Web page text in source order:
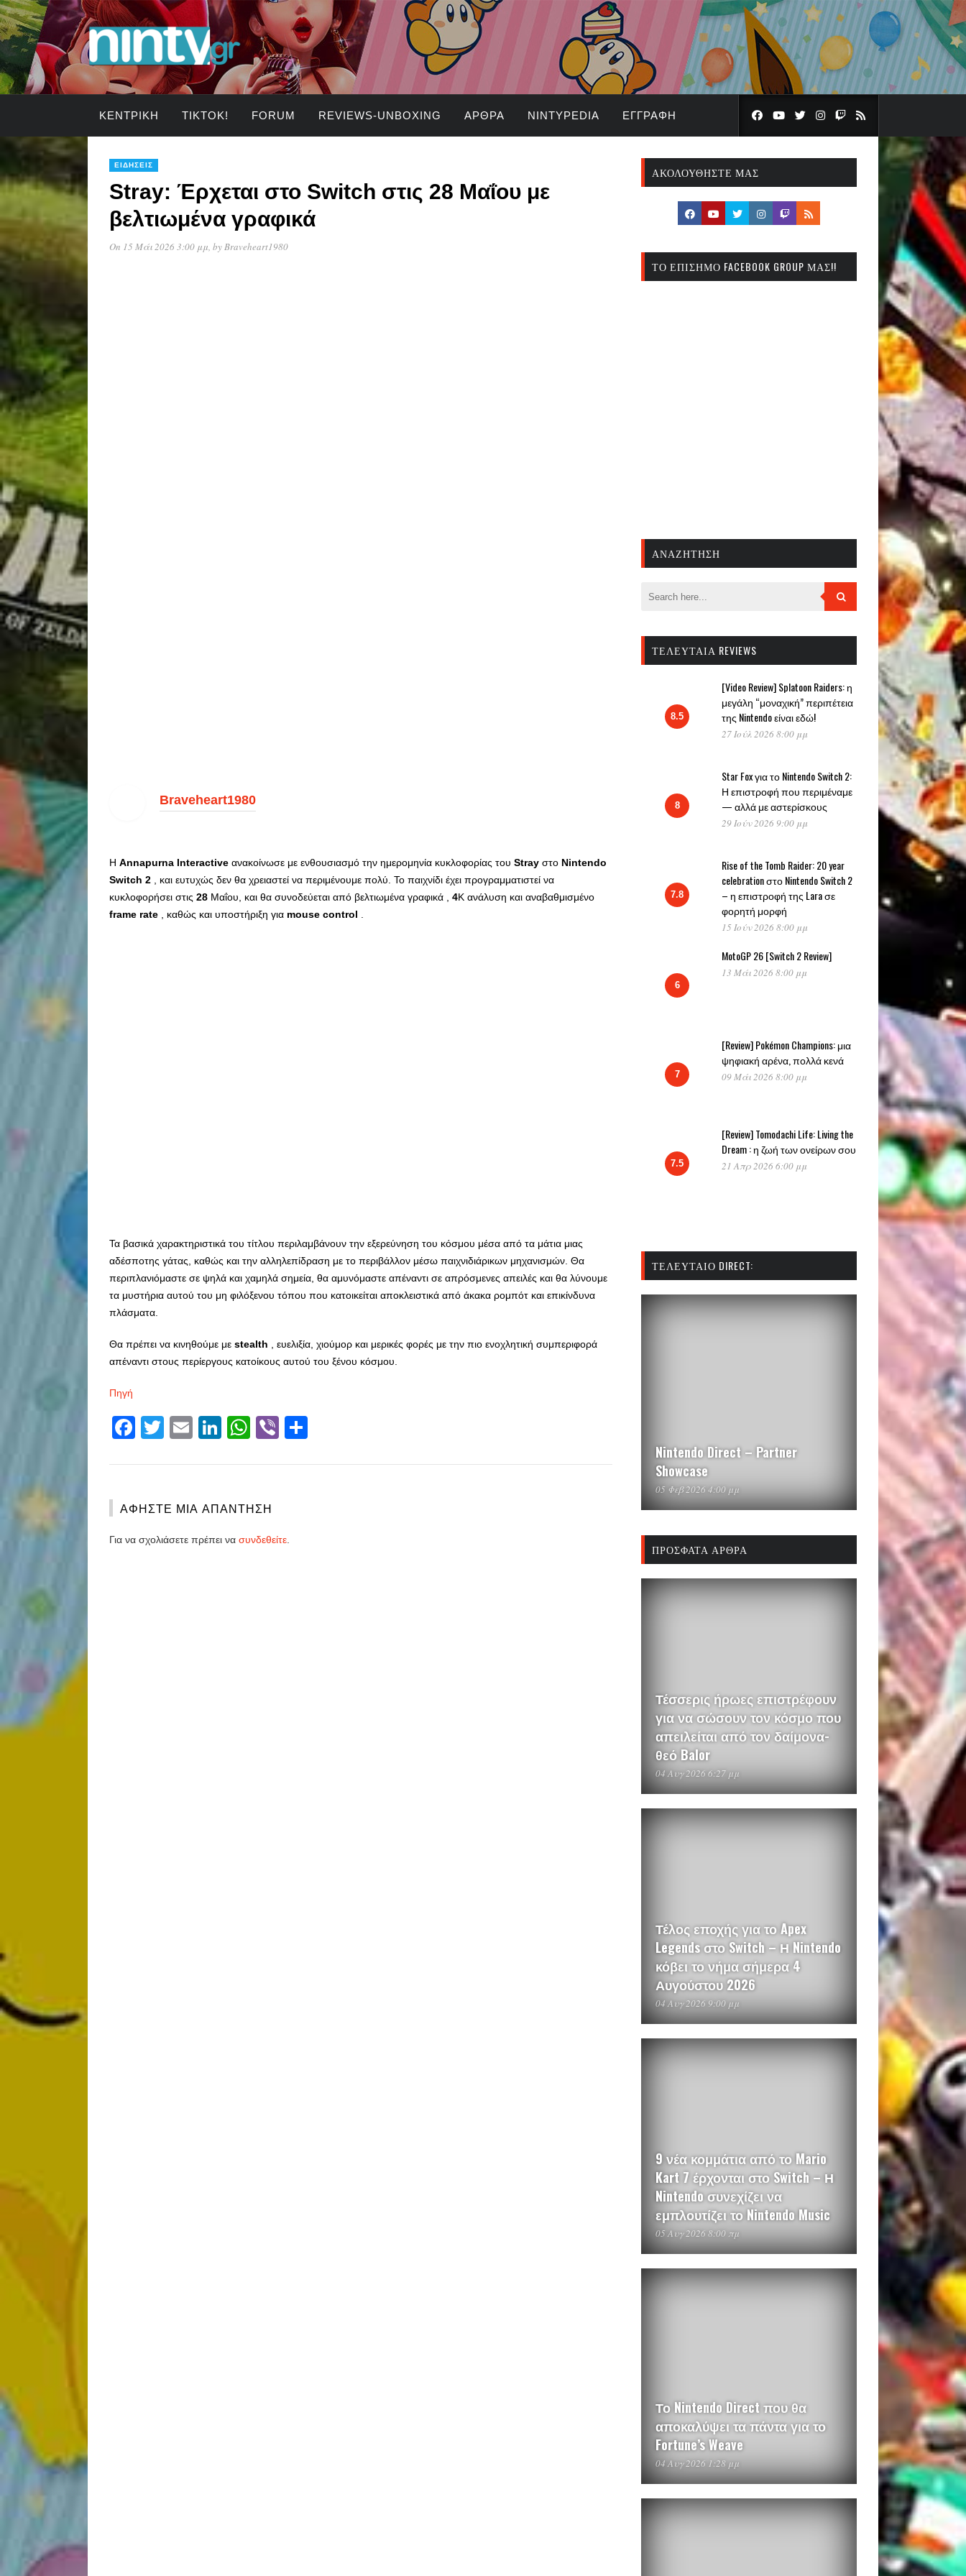
ΚΕΝΤΡΙΚΉ TIKTOK! FORUM REVIEWS-UNBOXING ΆΡΘΡΑ NINTYPEDIA ΕΓΓΡΑΦΉ
ΕΙΔΉΣΕΙΣ
Stray: Έρχεται στο Switch στις 28 Μαΐου με
βελτιωμένα γραφικά
On 15 Μάι 2026 3:00 μμ, byBraveheart1980
Braveheart1980
Η Annapurna Interactive ανακοίνωσε με ενθουσιασμό την ημερομηνία κυκλοφορίας του Stray στο Nintendo
Switch 2 , και ευτυχώς δεν θα χρειαστεί να περιμένουμε πολύ. Το παιχνίδι έχει προγραμματιστεί να
κυκλοφορήσει στις 28 Μαΐου, και θα συνοδεύεται από βελτιωμένα γραφικά , 4K ανάλυση και αναβαθμισμένο
frame rate , καθώς και υποστήριξη για mouse control
Τα βασικά χαρακτηριστικά του τίτλου περιλαμβάνουν την εξερεύνηση του κόσμου μέσα από τα μάτια μιας
αδέσποτης γάτας, καθώς και την αλληλεπίδραση με το περιβάλλον μέσω παιχνιδιάρικων μηχανισμών. Θα
περιπλανιόμαστε σε ψηλά και χαμηλά σημεία, θα αμυνόμαστε απέναντι σε απρόσμενες απειλές και θα λύνουμε
τα μυστήρια αυτού του μη φιλόξενου τόπου που κατοικείται αποκλειστικά από άκακα ρομπότ και επικίνδυνα
πλάσματα.
Θα πρέπει να κινηθούμε με stealth , ευελιξία, χιούμορ και μερικές φορές με την πιο ενοχλητική συμπεριφορά
απέναντι στους περίεργους κατοίκους αυτού του ξένου κόσμου.
Πηγή
Facebook
Twitter
EmailLinkedIn
WhatsApp
Viber
ΑΦΉΣΤΕ ΜΙΑ ΑΠΆΝΤΗΣΗ
Για να σχολιάσετε πρέπει να συνδεθείτε
ΑΚΟΛΟΥΘΉΣΤΕ ΜΑΣ
ΤΟ ΕΠΊΣΗΜΟ FACEBOOK GROUP ΜΑΣ!!
ΑΝΑΖΉΤΗΣΗ
ΤΕΛΕΥΤΑΊΑ REVIEWS
8.5
[Video Review] Splatoon Raiders: η
μεγάλη “μοναχική” περιπέτεια
της Nintendo είναι εδώ!
27 Ιούλ 2026 8:00 μμ
8
Star Fox για το Nintendo Switch 2:
Η επιστροφή που περιμέναμε
— αλλά με αστερίσκους
29 Ιούν 2026 9:00 μμ
7.8
Rise of the Tomb Raider: 20 year
celebration στο Nintendo Switch 2
– η επιστροφή της Lara σε
φορητή μορφή
15 Ιούν 2026 8:00 μμ
6
MotoGP 26 [Switch 2 Review]
13 Μάι 2026 8:00 μμ
7
[Review] Pokémon Champions: μια
ψηφιακή αρένα, πολλά κενά
09 Μάι 2026 8:00 μμ
7.5
[Review] Tomodachi Life: Living the
Dream : η ζωή των ονείρων σου
21 Απρ 2026 6:00 μμ
ΤΕΛΕΥΤΑΊΟ DIRECT:
Nintendo Direct – Partner
Showcase
05 Φεβ 2026 4:00 μμ
ΠΡΌΣΦΑΤΑ ΆΡΘΡΑ
Τέσσερις ήρωες επιστρέφουν
για να σώσουν τον κόσμο που
απειλείται από τον δαίμονα-
θεό Balor
04 Αυγ 2026 6:27 μμ
Τέλος εποχής για το Apex
Legends στο Switch – Η Nintendo
κόβει το νήμα σήμερα 4
Αυγούστου 2026
04 Αυγ 2026 9:00 μμ
9 νέα κομμάτια από το Mario
Kart 7 έρχονται στο Switch – Η
Nintendo συνεχίζει να
εμπλουτίζει το Nintendo Music
05 Αυγ 2026 8:00 πμ
Το Nintendo Direct που θα
αποκαλύψει τα πάντα για το
Fortune’s Weave
04 Αυγ 2026 1:28 μμ